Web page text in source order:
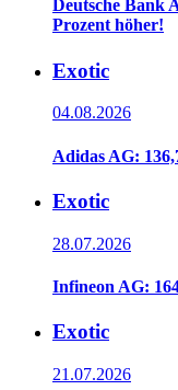
Deutsche Bank
Prozent höher!
Exotic
04.08.2026
Adidas AG:
Exotic
28.07.2026
Infineon AG:
Exotic
21.07.2026